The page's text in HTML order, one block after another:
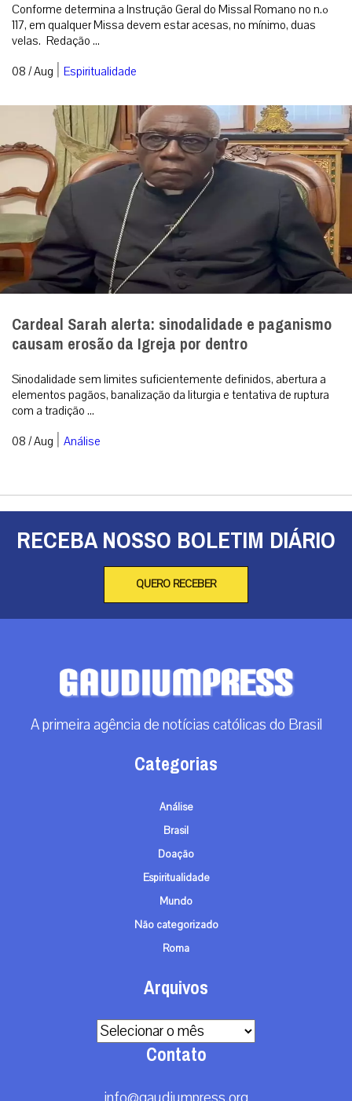
Conforme determina a Instrução Geral do Missal Romano no n.º
117, em qualquer Missa devem estar acesas, no mínimo, duas
velas. Redação ...
08 / Aug | Espiritualidade
Cardeal Sarah alerta: sinodalidade e paganismo
causam erosão da Igreja por dentro
Sinodalidade sem limites suficientemente definidos, abertura a
elementos pagãos, banalização da liturgia e tentativa de ruptura
com a tradição ...
08 / Aug | Análise
RECEBA NOSSO BOLETIM DIÁRIO
QUERO RECEBER
A primeira agência de notícias católicas do Brasil
Categorias
Análise
Brasil
Doação
Espiritualidade
Mundo
Não categorizado
Roma
Arquivos
Arquivos
Contato